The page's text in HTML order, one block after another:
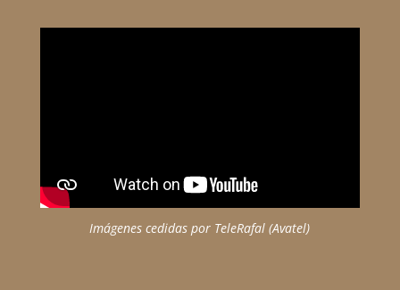
Imágenes cedidas por TeleRafal (Avatel)